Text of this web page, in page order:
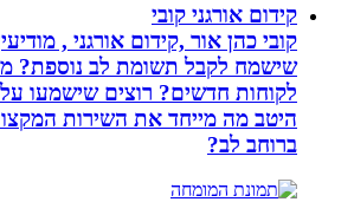
קידום אורגני קובי
קובי כהן אור ,קידום אורגני , מודיעין
שישמח לקבל תשומת לב נוספת?
לקוחות חדשים? רוצים שישמעו עליכם
היטב מה מייחד את השירות המקצועי
ברוחב לב?